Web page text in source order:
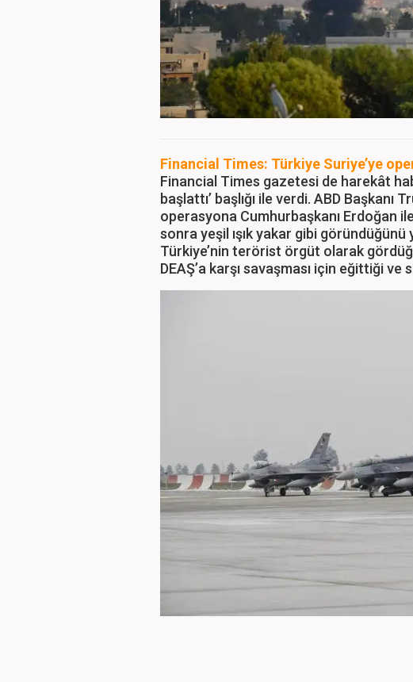
Financial Times: Türkiye Suriye’ye
Financial Times gazetesi de harekât
başlattı’ başlığı ile verdi. ABD Başkanı
operasyona Cumhurbaşkanı Erdoğan
sonra yeşil ışık yakar gibi göründüğünü
Türkiye’nin terörist örgüt olarak
DEAŞ’a karşı savaşması için eğittiği ve